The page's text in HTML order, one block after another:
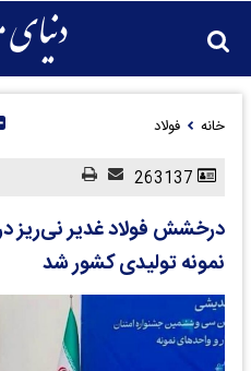
خانه فولاد
درخشش فولاد غدیر نی‌ریز
نمونه تولیدی کشور شد